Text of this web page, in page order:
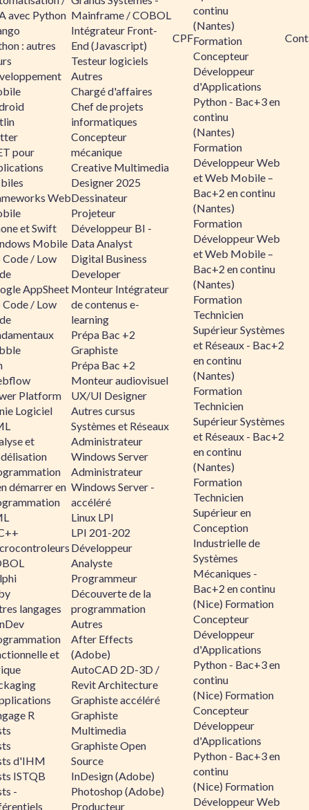
avec Python
: autres
pour
Web
et Swift
Mobile
/ Low
AppSheet
/ Low
Platform
Logiciel
et
démarrer en
langages
et
R
d'IHM
ISTQB
-
Mainframe / COBOL
Intégrateur Front-
End (Javascript)
Testeur logiciels
Autres
Chargé d'affaires
Chef de projets
informatiques
Concepteur
mécanique
Creative Multimedia
Designer 2025
Dessinateur
Projeteur
Développeur BI -
Data Analyst
Digital Business
Developer
Monteur Intégrateur
de contenus e-
learning
Prépa Bac +2
Graphiste
Prépa Bac +2
Monteur audiovisuel
UX/UI Designer
Autres cursus
Systèmes et Réseaux
Administrateur
Windows Server
Administrateur
Windows Server -
accéléré
Linux LPI
LPI 201-202
Développeur
Analyste
Programmeur
Découverte de la
programmation
Autres
After Effects
(Adobe)
AutoCAD 2D-3D /
Revit Architecture
Graphiste accéléré
Graphiste
Multimedia
Graphiste Open
Source
InDesign (Adobe)
Photoshop (Adobe)
Producteur
CPF
continu
(Nantes)
Formation
Concepteur
Développeur
d'Applications
Python - Bac+3 en
continu
(Nantes)
Formation
Développeur Web
et Web Mobile –
Bac+2 en continu
(Nantes)
Formation
Développeur Web
et Web Mobile –
Bac+2 en continu
(Nantes)
Formation
Technicien
Supérieur Systèmes
et Réseaux - Bac+2
en continu
(Nantes)
Formation
Technicien
Supérieur Systèmes
et Réseaux - Bac+2
en continu
(Nantes)
Formation
Technicien
Supérieur en
Conception
Industrielle de
Systèmes
Mécaniques -
Bac+2 en continu
(Nice) Formation
Concepteur
Développeur
d'Applications
Python - Bac+3 en
continu
(Nice) Formation
Concepteur
Développeur
d'Applications
Python - Bac+3 en
continu
(Nice) Formation
Développeur Web